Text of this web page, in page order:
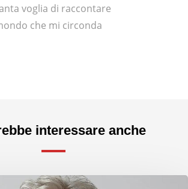
voglia di raccontare
che mi circonda
interessare anche